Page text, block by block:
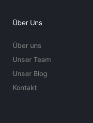
Über Uns
Über uns
Unser Team
Unser Blog
Kontakt